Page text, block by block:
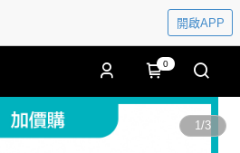
開啟APP
0
1/3